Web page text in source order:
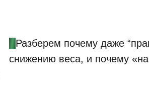
Разберем почему даже
снижению веса, и почему